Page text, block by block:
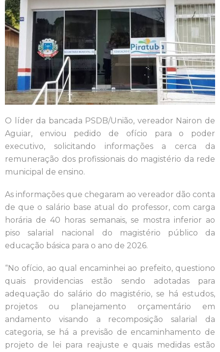
O líder da bancada PSDB/União, vereador Nairon de
Aguiar, enviou pedido de ofício para o poder
executivo, solicitando informações a cerca da
remuneração dos profissionais do magistério da rede
municipal de ensino.
As informações que chegaram ao vereador dão conta
de que o salário base atual do professor, com carga
horária de 40 horas semanais, se mostra inferior ao
piso salarial nacional do magistério público da
educação básica para o ano de 2026.
“No ofício, ao qual encaminhei ao prefeito, questiono
quais providencias estão sendo adotadas para
adequação do salário do magistério, se há estudos,
projetos ou planejamento orçamentário em
andamento visando a recomposição salarial da
categoria, se há a previsão de encaminhamento de
projeto de lei para reajuste e quais medidas estão